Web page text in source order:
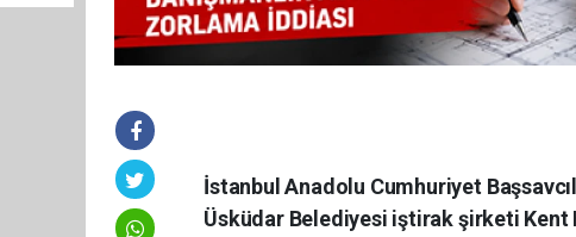
İstanbul Anadolu Cumhuriyet
Üsküdar Belediyesi iştirak şirketi Kent